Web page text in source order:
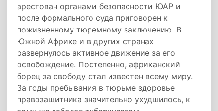
арестован органами безопасности ЮАР и
после формального суда приговорен к
пожизненному тюремному заключению. В
Южной Африке и в других странах
развернулось активное движение за его
освобождение. Постепенно, африканский
борец за свободу стал известен всему миру.
За годы пребывания в тюрьме здоровье
правозащитника значительно ухудшилось, к